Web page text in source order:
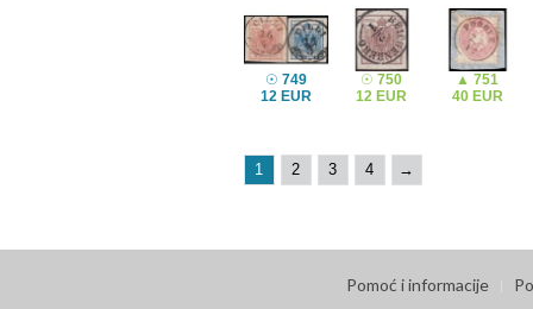
☉ 749
12 EUR
☉750
12 EUR
▲751
40 EUR
1 2 3 4 →
Pomoć i informacije